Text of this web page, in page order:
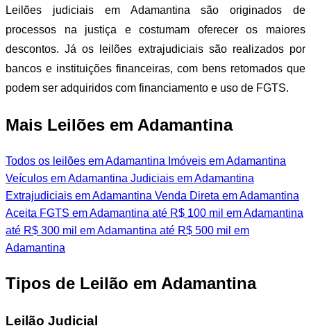
Leilões judiciais em Adamantina são originados de
processos na justiça e costumam oferecer os maiores
descontos. Já os leilões extrajudiciais são realizados por
bancos e instituições financeiras, com bens retomados que
podem ser adquiridos com financiamento e uso de FGTS.
Mais Leilões em Adamantina
Todos os leilões em Adamantina Imóveis em Adamantina
Veículos em Adamantina Judiciais em Adamantina
Extrajudiciais em Adamantina Venda Direta em Adamantina
Aceita FGTS em Adamantina até R$ 100 mil em Adamantina
até R$ 300 mil em Adamantina até R$ 500 mil em
Adamantina
Tipos de Leilão em Adamantina
Leilão Judicial